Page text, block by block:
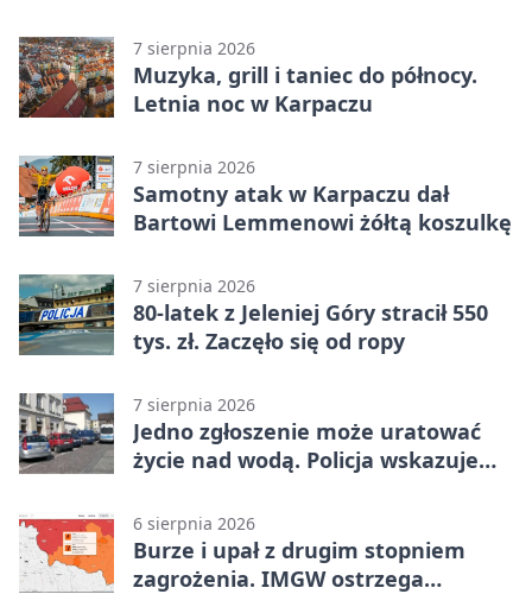
7 sierpnia 2026
Muzyka, grill i taniec do północy.
Letnia noc w Karpaczu
7 sierpnia 2026
Samotny atak w Karpaczu dał
Bartowi Lemmenowi żółtą koszulkę
7 sierpnia 2026
80-latek z Jeleniej Góry stracił 550
tys. zł. Zaczęło się od ropy
7 sierpnia 2026
Jedno zgłoszenie może uratować
życie nad wodą. Policja wskazuje
6 sierpnia 2026
Burze i upał z drugim stopniem
zagrożenia. IMGW ostrzega